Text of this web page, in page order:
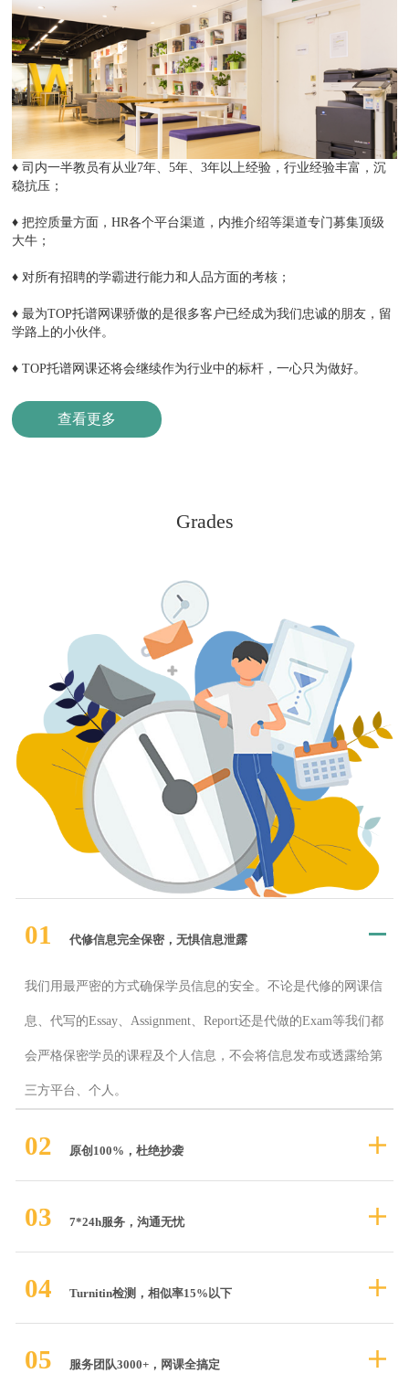
♦司内⼀半教员有从业7年、5年、3年以上经验，⾏业经验丰富，沉
稳抗压；
♦把控质量⽅⾯，HR各个平台渠道，内推介绍等渠道专⻔募集顶级
⼤⽜；
♦ 对所有招聘的学霸进⾏能⼒和⼈品⽅⾯的考核；
♦最为TOP托谱网课骄傲的是很多客户已经成为我们忠诚的朋友，留
学路上的⼩伙伴。
♦TOP托谱网课还将会继续作为⾏业中的标杆，⼀⼼只为做好。
查看更多
Grades
01 代修信息完全保密，无惧信息泄露
我们用最严密的方式确保学员信息的安全。不论是代修的网课信
息、代写的Essay、Assignment、Report还是代做的Exam等我们都
会严格保密学员的课程及个人信息，不会将信息发布或透露给第
三方平台、个人。
02 原创100%，杜绝抄袭
03 7*24h服务，沟通无忧
04 Turnitin检测，相似率15%以下
05 服务团队3000+，网课全搞定